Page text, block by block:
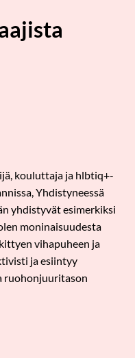
kouluttaja ja hlbtiq+-
Yhdistyneessä
yhdistyvät esimerkiksi
moninaisuudesta
vihapuheen ja
ja esiintyy
ruohonjuuritason